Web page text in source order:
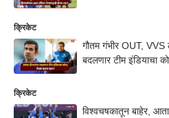
क्रिकेट
गौतम गंभीर OUT, VVS
बदलणार टीम इंडियाचा
क्रिकेट
विश्वचषकातून बाहेर,